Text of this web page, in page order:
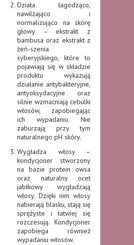
Działa łagodząco,
nawilżająco i
normalizująco na skórę
głowy – ekstrakt z
bambusa oraz ekstrakt z
żeń-szenia
syberyjskiego, które to
pojawiają się w składzie
produktu wykazują
działanie antybakteryjne,
antyoksydacyjne oraz
silnie wzmacniają cebulki
włosów, zapobiegając
ich wypadaniu. Nie
zaburzają przy tym
naturalnego pH skóry.
Wygładza włosy –
kondycjoner stworzony
na bazie protein owsa
oraz naturalny ocet
jabłkowy wygładzają
włosy. Dzięki nim włosy
nabierają blasku, stają się
sprężyste i łatwiej się
rozczesują. Kondycjoner
zapobiega również
wypadaniu włosów.